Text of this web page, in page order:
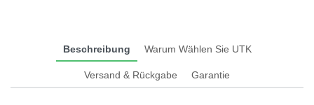
Beschreibung Warum Wählen Sie UTK
Versand & Rückgabe Garantie